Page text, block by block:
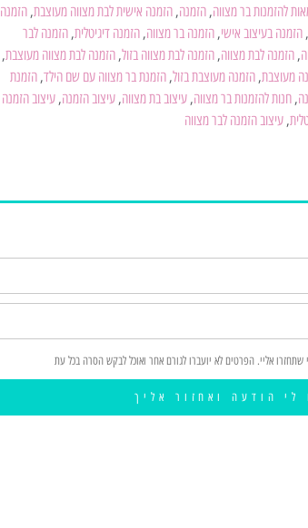
להזמנות בר מצווה, הזמנה, הזמנה אישית לבת מצווה מעוצבת, הזמנה
הזמנה בעיצוב אישי, הזמנה בר מצווה, הזמנה דיגיטלית, הזמנה לבר
, הזמנה לבת מצווה, הזמנה לבת מצווה בזול, הזמנה לבת מצווה מעוצבת,
מעוצבת, הזמנה מעוצבת בזול, הזמנת בר מצווה עם שם הילד, הזמנת
, חנות להזמנות בר מצווה, עיצוב בת מצווה, עיצוב הזמנה, עיצוב הזמנה
, עיצוב הזמנה לבר מצווה
אליי. הפרטים לא יועברו לגורם אחר ואוכל לבקש הסרה בכל עת
לי הודעה ואחזור אליך